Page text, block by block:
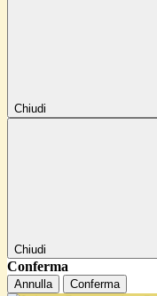
Chiudi
Chiudi
Conferma
Annulla Conferma